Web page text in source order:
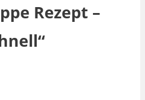
Rezept –